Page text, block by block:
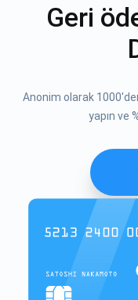
Geri
Anonim olarak
yapın ve